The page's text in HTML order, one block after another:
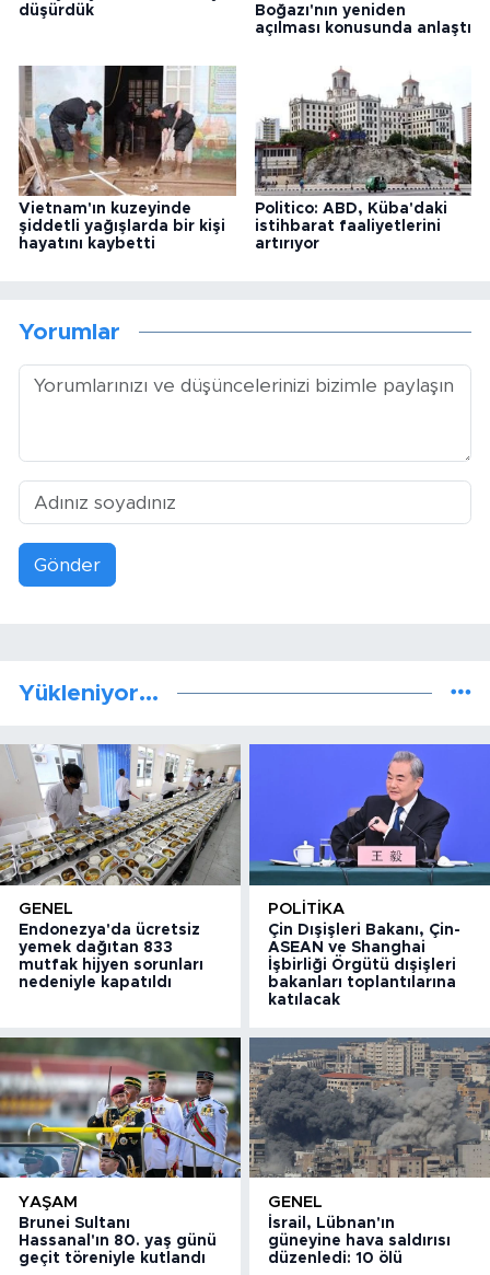
düşürdük
Boğazı'nın yeniden
açılması konusunda anlaştı
Vietnam'ın kuzeyinde
şiddetli yağışlarda bir kişi
hayatını kaybetti
Politico: ABD, Küba'daki
istihbarat faaliyetlerini
artırıyor
Yorumlar
Gönder
Yükleniyor...
GENEL
Endonezya'da ücretsiz
yemek dağıtan 833
mutfak hijyen sorunları
nedeniyle kapatıldı
POLITIKA
Çin Dışişleri Bakanı, Çin-
ASEAN ve Shanghai
İşbirliği Örgütü dışişleri
bakanları toplantılarına
katılacak
YAŞAM
Brunei Sultanı
Hassanal'ın 80. yaş günü
geçit töreniyle kutlandı
GENEL
İsrail, Lübnan'ın
güneyine hava saldırısı
düzenledi: 10 ölü